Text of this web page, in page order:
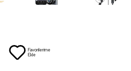
Favorilerime
Ekle